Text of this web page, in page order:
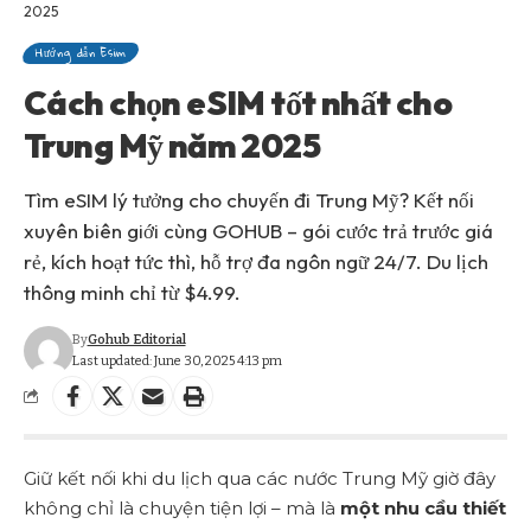
2025
Hướng dẫn Esim
Cách chọn eSIM tốt nhất cho
Trung Mỹ năm 2025
Tìm eSIM lý tưởng cho chuyến đi Trung Mỹ? Kết nối
xuyên biên giới cùng GOHUB – gói cước trả trước giá
rẻ, kích hoạt tức thì, hỗ trợ đa ngôn ngữ 24/7. Du lịch
thông minh chỉ từ $4.99.
Last updated: June 30, 2025 4:13 pm
ByGohub Editorial
Giữ kết nối khi du lịch qua các nước Trung Mỹ giờ đây
không chỉ là chuyện tiện lợi – mà là một nhu cầu thiết